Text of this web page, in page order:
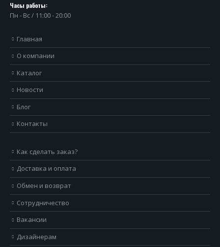
Часы работы:
Пн - Вс / 11:00 - 20:00
Главная
О компании
Каталог
Новости
Блог
Контакты
Как сделать заказ?
Доставка и оплата
Обмен и возврат
Сотрудничество
Вакансии
Дизайнерам